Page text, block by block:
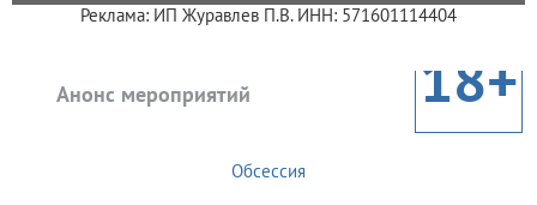
Реклама: ИП Журавлев П.В. ИНН: 571601114404
Анонс мероприятий 18+
Обсессия